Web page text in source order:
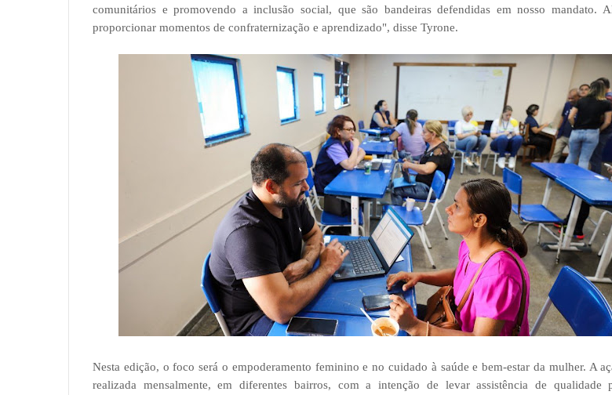
comunitários e promovendo a inclusão social, que são bandeiras defendidas em nosso mandato.
proporcionar momentos de confraternização e aprendizado", disse Tyrone.
Nesta edição, o foco será o empoderamento feminino e no cuidado à saúde e bem-estar da mulher. A
realizada mensalmente, em diferentes bairros, com a intenção de levar assistência de qualidade